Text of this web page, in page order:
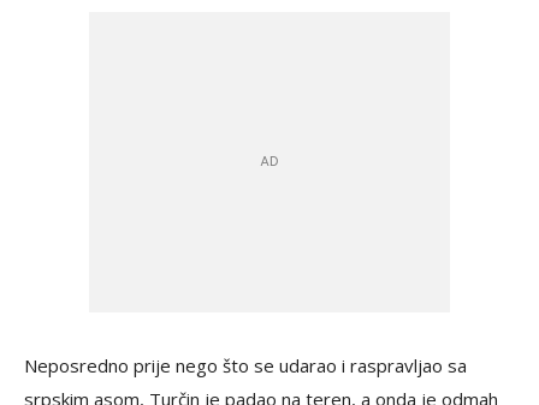
Neposredno prije nego što se udarao i raspravljao sa
srpskim asom, Turčin je padao na teren, a onda je odmah